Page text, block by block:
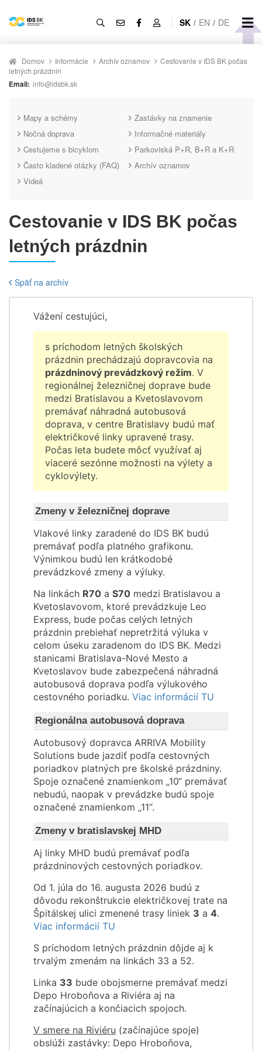
SK / EN / DE
Domov Informácie Archív oznamov
Cestovanie v IDS BK počas
letných prázdnin
Email: info@idsbk.sk
Mapy a schémy
Zastávky na znamenie
Nočná doprava
Informačné materiály
Cestujeme s bicyklom
Parkoviská P+R, B+R a K+R
Často kladené otázky (FAQ)
Archív oznamov
Videá
Cestovanie v IDS BK počas
letných prázdnin
Späť na archív
Vážení cestujúci,
s príchodom letných školských
prázdnin prechádzajú dopravcovia na
prázdninový prevádzkový režim. V
regionálnej železničnej doprave bude
medzi Bratislavou a Kvetoslavovom
premávať náhradná autobusová
doprava, v centre Bratislavy budú mať
električkové linky upravené trasy.
Počas leta budete môcť využívať aj
viaceré sezónne možnosti na výlety a
cyklovýlety.
Zmeny v železničnej doprave
Vlakové linky zaradené do IDS BK budú
premávať podľa platného grafikonu.
Výnimkou budú len krátkodobé
prevádzkové zmeny a výluky.
Na linkách R70 a S70 medzi Bratislavou a
Kvetoslavovom, ktoré prevádzkuje Leo
Express, bude počas celých letných
prázdnin prebiehať nepretržitá výluka v
celom úseku zaradenom do IDS BK. Medzi
stanicami Bratislava-Nové Mesto a
Kvetoslavov bude zabezpečená náhradná
autobusová doprava podľa výlukového
cestovného poriadku. Viac informácií TU
Regionálna autobusová doprava
Autobusový dopravca ARRIVA Mobility
Solutions bude jazdiť podľa cestovných
poriadkov platných pre školské prázdniny.
Spoje označené znamienkom „10“ premávať
nebudú, naopak v prevádzke budú spoje
označené znamienkom „11“.
Zmeny v bratislavskej MHD
Aj linky MHD budú premávať podľa
prázdninových cestovných poriadkov.
Od 1. júla do 16. augusta 2026 budú z
dôvodu rekonštrukcie električkovej trate na
Špitálskej ulici zmenené trasy liniek 3 a 4.
Viac informácií TU
S príchodom letných prázdnin dôjde aj k
trvalým zmenám na linkách 33 a 52.
Linka 33 bude obojsmerne premávať medzi
Depo Hroboňova a Riviéra aj na
začínajúcich a končiacich spojoch.
V smere na Riviéru (začínajúce spoje)
obslúži zastávky: Depo Hroboňova,